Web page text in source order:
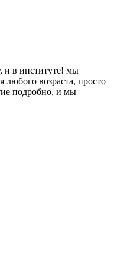
и в институте! мы
возраста, просто
подробно, и мы